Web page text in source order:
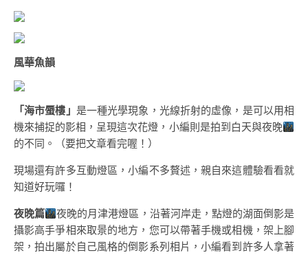
風華魚韻
「海市蜃樓」 是一種光學現象，光線折射的虛像，是可以用相
機來捕捉的影相，呈現這次花燈，小編則是拍到白天與夜晚
的不同。（要把文章看完喔！）
現場還有許多互動燈區，小編不多贅述，親自來這體驗看看就
知道好玩囉！
夜晚篇
夜晚的月津港燈區，沿著河岸走，點燈的湖面倒影是
攝影高手爭相來取景的地方，您可以帶著手機或相機，架上腳
架，拍出屬於自己風格的倒影系列相片，小編看到許多人拿著